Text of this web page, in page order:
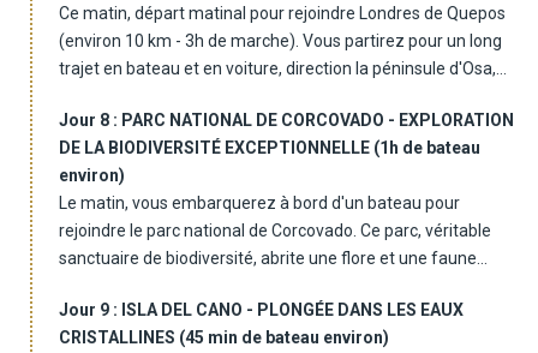
baigner dans des piscines naturelles avant de savourer un
dîner bien mérité.
Ce matin, départ matinal pour rejoindre Londres de Quepos
(environ 10 km - 3h de marche). Vous partirez pour un long
trajet en bateau et en voiture, direction la péninsule d'Osa,
Rica. Vous rejoindrez Drake, un petit village où la nature est
reine, entre forêt tropicale et océan Pacifique. Après une
arrivée et un déjeuner au lodge, vous profiterez d'un après-
midi libre pour explorer les alentours ou simplement vous
détendre en écoutant le chant des oiseaux.
Jour 8 : PARC NATIONAL DE CORCOVADO - EXPLORATION
DE LA BIODIVERSITÉ EXCEPTIONNELLE (1h de bateau
environ)
Le matin, vous embarquerez à bord d'un bateau pour
rejoindre le parc national de Corcovado. Ce parc, véritable
sanctuaire de biodiversité, abrite une flore et une faune
vous partirez à la découverte de ses écosystèmes uniques,
entre forêts primaires, plages sauvages et rivières. Vous
Jour 9 : ISLA DEL CANO - PLONGÉE DANS LES EAUX
CRISTALLINES (45 min de bateau environ)